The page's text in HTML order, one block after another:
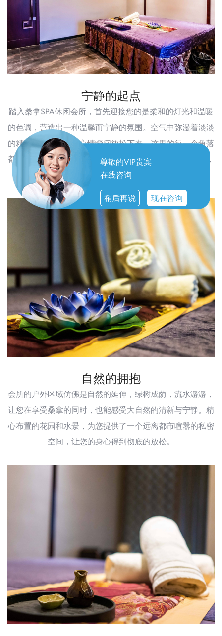
尊敬的VIP贵宾
在线咨询
稍后再说 现在咨询
宁静的起点
踏入桑拿SPA休闲会所，首先迎接您的是柔和的灯光和温暖
的色调，营造出一种温馨而宁静的氛围。空气中弥漫着淡淡
的精油香气，让人的心情瞬间放松下来。这里的每一个角落
都透露出对细节的极致追求，从舒适的沙发到精致的装饰，
无一不体现出对顾客体验的重视。
自然的拥抱
会所的户外区域仿佛是自然的延伸，绿树成荫，流水潺潺，
让您在享受桑拿的同时，也能感受大自然的清新与宁静。精
心布置的花园和水景，为您提供了一个远离都市喧嚣的私密
空间，让您的身心得到彻底的放松。